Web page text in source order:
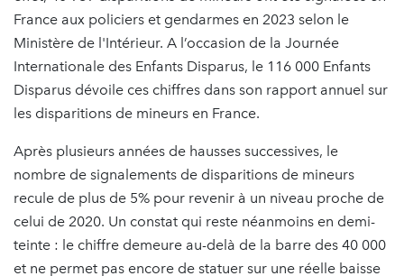
France aux policiers et gendarmes en 2023 selon le
Ministère de l'Intérieur. A l’occasion de la Journée
Internationale des Enfants Disparus, le 116 000 Enfants
Disparus dévoile ces chiffres dans son rapport annuel sur
les disparitions de mineurs en France.
Après plusieurs années de hausses successives, le
nombre de signalements de disparitions de mineurs
recule de plus de 5% pour revenir à un niveau proche de
celui de 2020. Un constat qui reste néanmoins en demi-
teinte : le chiffre demeure au-delà de la barre des 40 000
et ne permet pas encore de statuer sur une réelle baisse